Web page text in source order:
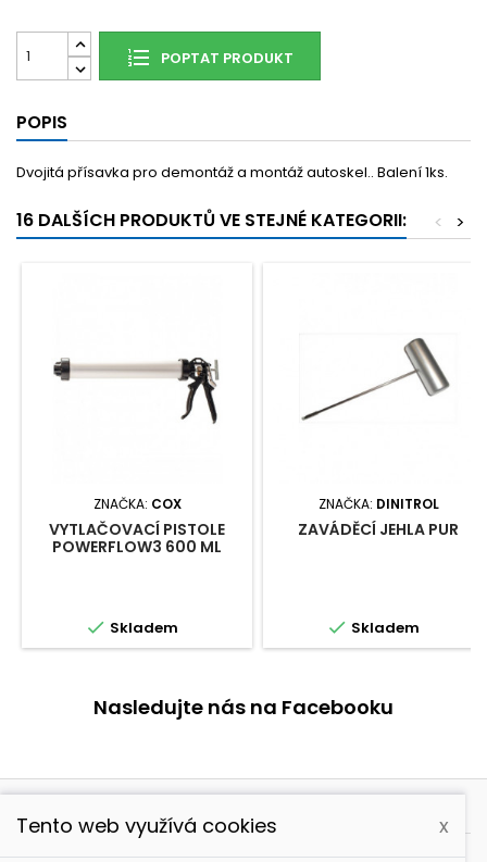
POPTAT PRODUKT
POPIS
Dvojitá přísavka pro demontáž a montáž autoskel.. Balení 1ks.
16 DALŠÍCH PRODUKTŮ VE STEJNÉ KATEGORII: >
<
ZNAČKA: COX
VYTLAČOVACÍ PISTOLE
POWERFLOW3 600 ML
 Skladem
ZNAČKA: DINITROL
ZAVÁDĚCÍ JEHLA PUR
 Skladem
Nasledujte nás na Facebooku
Tento web využívá cookies x